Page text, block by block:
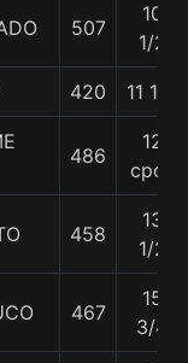
507
10
1/2
420 11 1/2
486
12
cpos
458
13
1/2
467
15
3/4